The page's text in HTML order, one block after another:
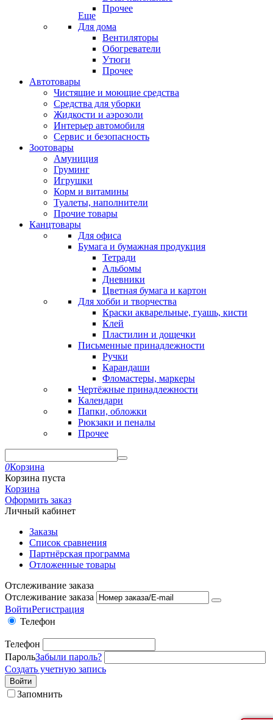
Прочее
Еще
Для дома
Вентиляторы
Обогреватели
Утюги
Прочее
Автотовары
Чистящие и моющие средства
Средства для уборки
Жидкости и аэрозоли
Интерьер автомобиля
Сервис и безопасность
Зоотовары
Амуниция
Груминг
Игрушки
Корм и витамины
Туалеты, наполнители
Прочие товары
Канцтовары
Для офиса
Бумага и бумажная продукция
Тетради
Альбомы
Дневники
Цветная бумага и картон
Для хобби и творчества
Краски акварельные, гуашь, кисти
Клей
Пластилин и дощечки
Письменные принадлежности
Ручки
Карандаши
Фломастеры, маркеры
Чертёжные принадлежности
Календари
Папки, обложки
Рюкзаки и пеналы
Прочее
0Корзина
Корзина пуста
Корзина
Оформить заказ
Личный кабинет
Заказы
Список сравнения
Партнёрская программа
Отложенные товары
Отслеживание заказа
Отслеживание заказа
ВойтиРегистрация
Телефон
Телефон
ПарольЗабыли пароль?
Создать учетную запись
Войти
Запомнить